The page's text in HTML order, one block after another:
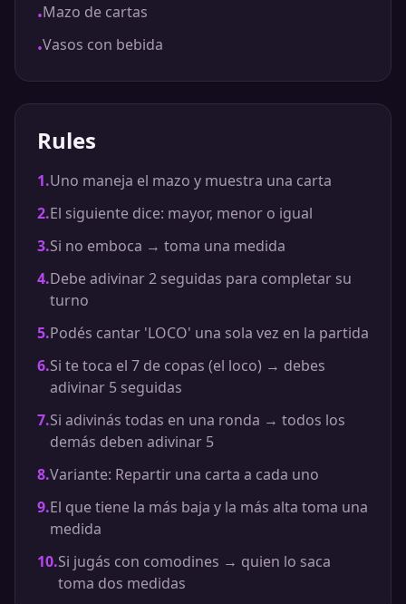
•Mazo de cartas
•Vasos con bebida
Rules
1.Uno maneja el mazo y muestra una carta
2.El siguiente dice: mayor, menor o igual
3.Si no emboca → toma una medida
4.Debe adivinar 2 seguidas para completar su
turno
5.Podés cantar 'LOCO' una sola vez en la partida
6.Si te toca el 7 de copas (el loco) → debes
adivinar 5 seguidas
7.Si adivinás todas en una ronda → todos los
demás deben adivinar 5
8.Variante: Repartir una carta a cada uno
9.El que tiene la más baja y la más alta toma una
medida
10.Si jugás con comodines → quien lo saca
toma dos medidas